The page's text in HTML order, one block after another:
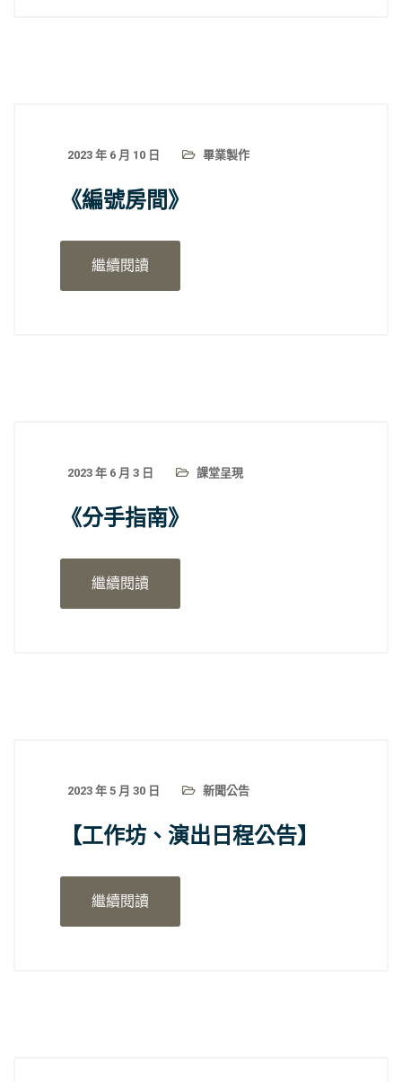
2023 年 6 月 10 日 畢業製作
《編號房間》
繼續閱讀
2023 年 6 月 3 日 課堂呈現
《分手指南》
繼續閱讀
2023 年 5 月 30 日 新聞公告
【工作坊、演出日程公告】
繼續閱讀